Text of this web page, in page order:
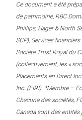
Ce document a été
de patrimoine, RBC
Phillips, Hager & North
SCP), Services
Société Trust Royal du
(collectivement, les «
Placements en Direct
Inc. (FIRI). *Membre –
Chacune des sociétés,
Canada sont des